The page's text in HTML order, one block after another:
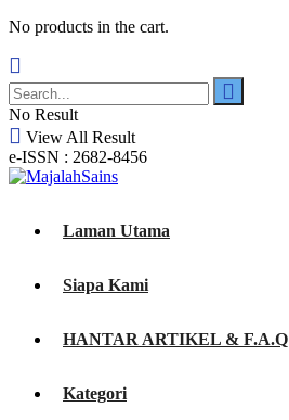
No products in the cart.
No Result
View All Result
e-ISSN : 2682-8456
Laman Utama
Siapa Kami
HANTAR ARTIKEL & F.A.Q
Kategori